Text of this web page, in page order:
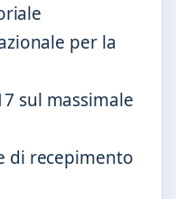
per la
sul massimale
di recepimento